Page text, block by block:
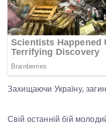
Захищаючи Україну,
Свій останній бій